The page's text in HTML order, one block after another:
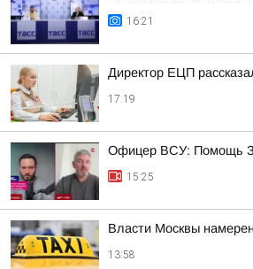
16:21
Директор ЕЦП
17:19
Офицер ВСУ: Помощь
15:25
Власти Москвы
13:58